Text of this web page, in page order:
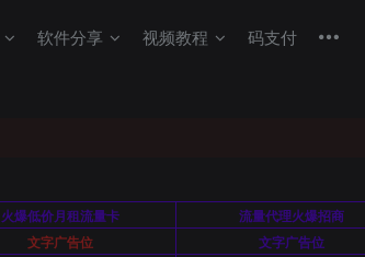
软件分享 视频教程 码支付
火爆低价月租流量卡
流量代理火爆招商
文字广告位
文字广告位